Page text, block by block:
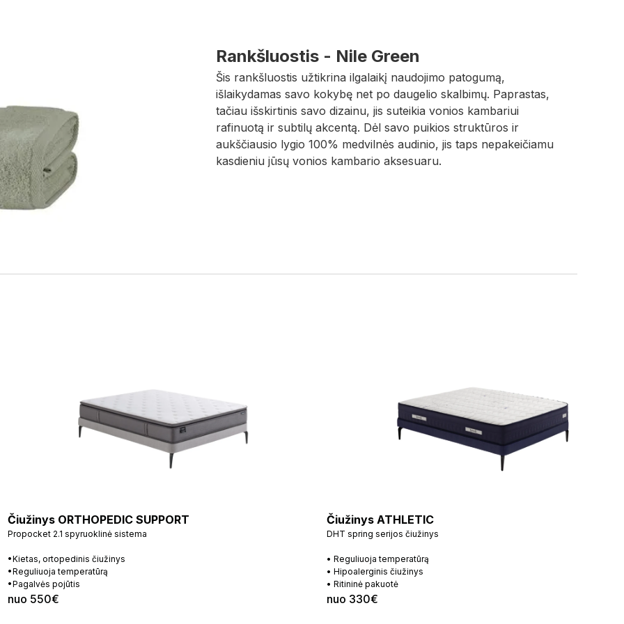
Rankšluostis - Nile Green
Šis rankšluostis užtikrina ilgalaikį naudojimo patogumą,
išlaikydamas savo kokybę net po daugelio skalbimų. Paprastas,
tačiau išskirtinis savo dizainu, jis suteikia vonios kambariui
rafinuotą ir subtilų akcentą. Dėl savo puikios struktūros ir
aukščiausio lygio 100% medvilnės audinio, jis taps nepakeičiamu
kasdieniu jūsų vonios kambario aksesuaru.
Čiužinys ORTHOPEDIC SUPPORT
Propocket 2.1 spyruoklinė sistema
•Kietas, ortopedinis čiužinys
•Reguliuoja temperatūrą
•Pagalvės pojūtis
nuo 550€
Čiužinys ATHLETIC
DHT spring serijos čiužinys
• Reguliuoja temperatūrą
• Hipoalerginis čiužinys
• Ritininė pakuotė
nuo 330€